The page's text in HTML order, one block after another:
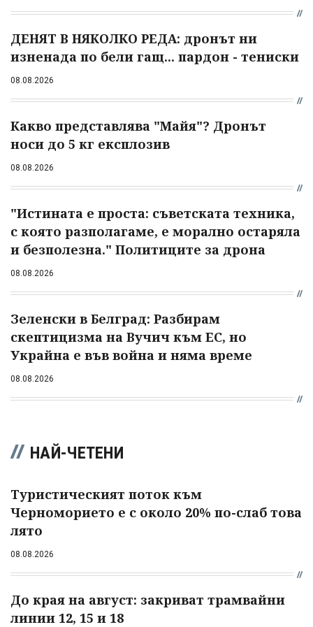
ДЕНЯТ В НЯКОЛКО РЕДА: дронът ни
изненада по бели гащ... пардон - тениски
08.08.2026
Какво представлява "Майя"? Дронът
носи до 5 кг експлозив
08.08.2026
"Истината е проста: съветската техника,
с която разполагаме, е морално остаряла
и безполезна." Политиците за дрона
08.08.2026
Зеленски в Белград: Разбирам
скептицизма на Вучич към ЕС, но
Украйна е във война и няма време
08.08.2026
НАЙ-ЧЕТЕНИ
Туристическият поток към
Черноморието е с около 20% по-слаб това
лято
08.08.2026
До края на август: закриват трамвайни
линии 12, 15 и 18